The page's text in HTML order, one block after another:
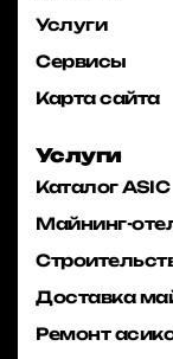
Услуги
Сервисы
Карта сайта
Услуги
Каталог ASIC
Майнинг-
Доставка
Ремонт